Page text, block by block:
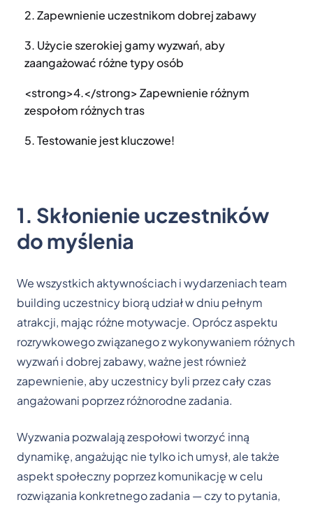
2. Zapewnienie uczestnikom dobrej zabawy
3. Użycie szerokiej gamy wyzwań, aby
zaangażować różne typy osób
<strong>4.</strong> Zapewnienie różnym
zespołom różnych tras
5. Testowanie jest kluczowe!
1. Skłonienie uczestników
do myślenia
We wszystkich aktywnościach i wydarzeniach team
building uczestnicy biorą udział w dniu pełnym
atrakcji, mając różne motywacje. Oprócz aspektu
rozrywkowego związanego z wykonywaniem różnych
wyzwań i dobrej zabawy, ważne jest również
zapewnienie, aby uczestnicy byli przez cały czas
angażowani poprzez różnorodne zadania.
Wyzwania pozwalają zespołowi tworzyć inną
dynamikę, angażując nie tylko ich umysł, ale także
aspekt społeczny poprzez komunikację w celu
rozwiązania konkretnego zadania — czy to pytania,